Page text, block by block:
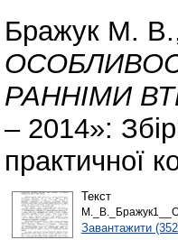
Бражук М. В.
РАННІМИ
– 2014»:
практичної
Текст
Завантажити